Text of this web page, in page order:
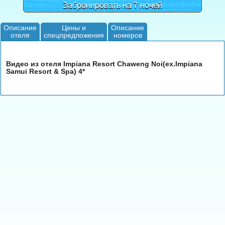
Забронировать на 7 ночей
Описание
отеля
Цены и
спецпредложения
Описание
номеров
Видео из отеля Impiana Resort Chaweng Noi(ex.Impiana
Samui Resort & Spa) 4*